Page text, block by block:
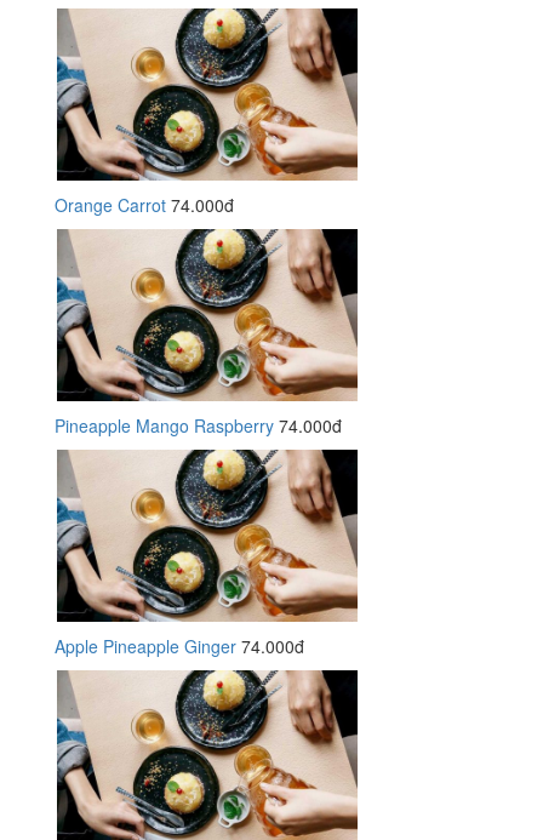
Orange Carrot 74.000đ
Pineapple Mango Raspberry 74.000đ
Apple Pineapple Ginger 74.000đ